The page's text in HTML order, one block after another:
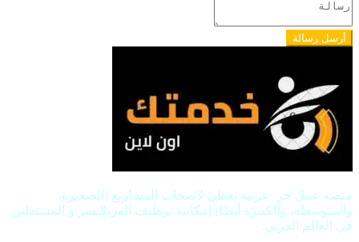
أرسل رسالة
منصة عمل حر عربية تعطي لاصحاب المشاريع (الصغيرة،
والمتوسطة، والكبيرة أيضًا) إمكانية توظيف الفريلانسر و المستقلين
في العالم العربي.